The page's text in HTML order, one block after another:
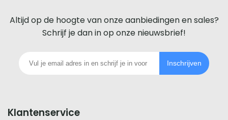
voor
iedere
telefoon
Altijd op de hoogte van onze aanbiedingen en sales?
Schrijf je dan in op onze nieuwsbrief!
Inschrijven
Klantenservice